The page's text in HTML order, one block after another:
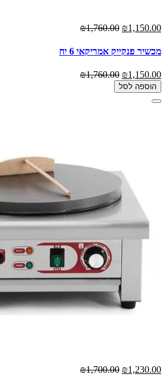
₪1,150.00
₪1,760.00
מכשיר פנקייק אמריקאי 6 יח
₪1,150.00
₪1,760.00
הוספה לסל
₪1,230.00
₪1,700.00